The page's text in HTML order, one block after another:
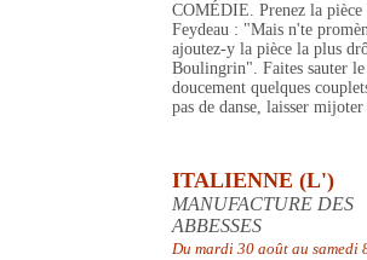
COMÉDIE. Prenez la pièce
Feydeau : "Mais n'te
ajoutez-y la pièce la plus
Boulingrin". Faites sauter
doucement quelques
pas de danse, laisser
ITALIENNE (L')
MANUFACTURE DES
ABBESSES
Du mardi 30 août au samedi